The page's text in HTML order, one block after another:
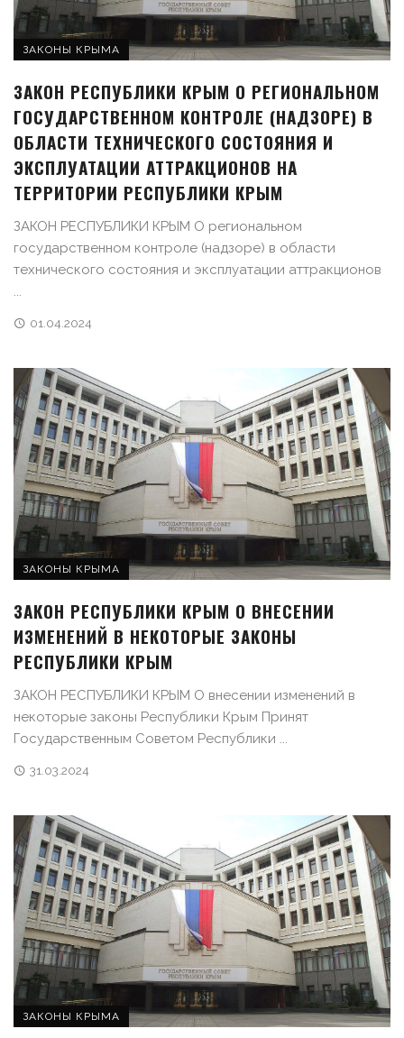
ЗАКОНЫ КРЫМА
ЗАКОН РЕСПУБЛИКИ КРЫМ О РЕГИОНАЛЬНОМ
ГОСУДАРСТВЕННОМ КОНТРОЛЕ (НАДЗОРЕ) В
ОБЛАСТИ ТЕХНИЧЕСКОГО СОСТОЯНИЯ И
ЭКСПЛУАТАЦИИ АТТРАКЦИОНОВ НА
ТЕРРИТОРИИ РЕСПУБЛИКИ КРЫМ
ЗАКОН РЕСПУБЛИКИ КРЫМ О региональном
государственном контроле (надзоре) в области
технического состояния и эксплуатации аттракционов
...
01.04.2024
ЗАКОНЫ КРЫМА
ЗАКОН РЕСПУБЛИКИ КРЫМ О ВНЕСЕНИИ
ИЗМЕНЕНИЙ В НЕКОТОРЫЕ ЗАКОНЫ
РЕСПУБЛИКИ КРЫМ
ЗАКОН РЕСПУБЛИКИ КРЫМ О внесении изменений в
некоторые законы Республики Крым Принят
Государственным Советом Республики ...
31.03.2024
ЗАКОНЫ КРЫМА